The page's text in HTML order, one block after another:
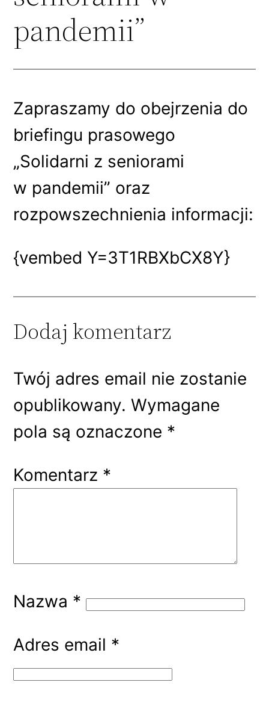
pandemii”
Zapraszamy do obejrzenia do
briefingu prasowego
„Solidarni z seniorami
w pandemii” oraz
rozpowszechnienia informacji:
{vembed Y=3T1RBXbCX8Y}
Dodaj komentarz
Twój adres email nie zostanie
opublikowany. Wymagane
pola są oznaczone *
Komentarz *
Nazwa *
Adres email *